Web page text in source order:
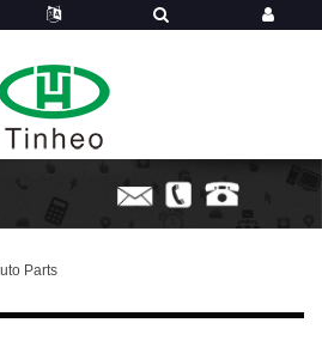
Parts